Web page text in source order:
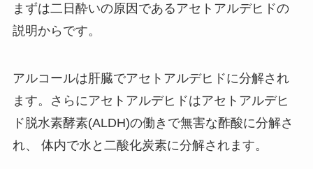
まずは二日酔いの原因であるアセトアルデヒドの
説明からです。
アルコールは肝臓でアセトアルデヒドに分解され
ます。さらにアセトアルデヒドはアセトアルデヒ
ド脱水素酵素(ALDH)の働きで無害な酢酸に分解さ
れ、 体内で水と二酸化炭素に分解されます。